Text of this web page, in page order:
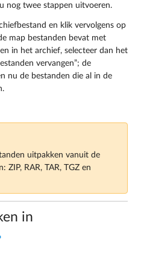
nog twee stappen uitvoeren.
en klik vervolgens op
map bestanden bevat met
in het archief, selecteer dan het
vervangen”; de
nu de bestanden die al in de
uitpakken vanuit de
ZIP, RAR, TAR, TGZ en
in